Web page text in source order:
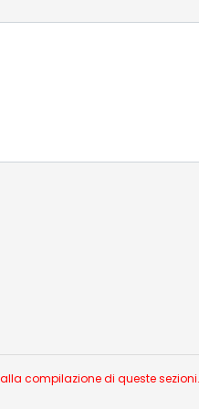
compilazione di queste sezioni.